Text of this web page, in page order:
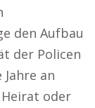
den Aufbau
der Policen
an
oder